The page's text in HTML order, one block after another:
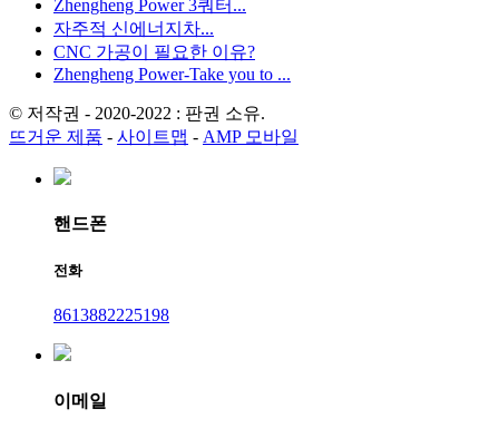
Zhengheng Power 3쿼터...
자주적 신에너지차...
CNC 가공이 필요한 이유?
Zhengheng Power-Take you to ...
© 저작권 - 2020-2022 : 판권 소유.
뜨거운 제품 - 사이트맵 - AMP 모바일
핸드폰
전화
8613882225198
이메일